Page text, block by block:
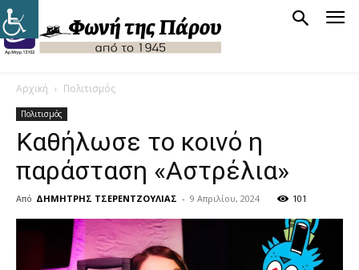
Αρχική Πολιτισμός
Πολιτισμός
Καθήλωσε το κοινό η
παράσταση «Αστρέλια»
Από ΔΗΜΗΤΡΗΣ ΤΣΕΡΕΝΤΖΟΥΛΙΑΣ - 9 Απριλίου, 2024 101